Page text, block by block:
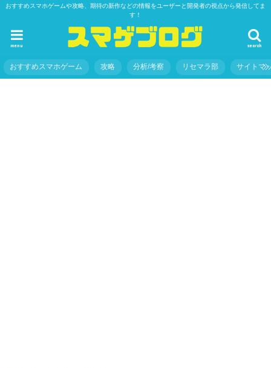
おすすめスマホゲームや攻略、期待の新作などの情報をユーザーと開発者の視点から発信してま
す！
search
menu
おすすめスマホゲーム 攻略 分析/考察 リセマラ部 サイトマ